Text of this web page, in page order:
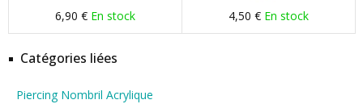
6,90 € En stock 4,50 € En stock
Catégories liées
Piercing Nombril Acrylique